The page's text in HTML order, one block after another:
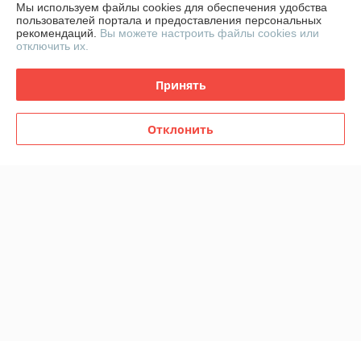
О нас
Контакты
Мы используем файлы cookies для обеспечения удобства
пользователей портала и предоставления персональных
рекомендаций. Вы можете настроить файлы cookies или
отключить их.
Принять
Отклонить